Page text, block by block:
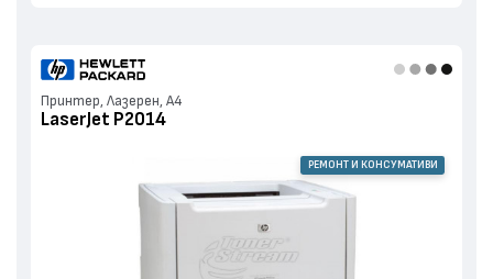
Принтер, Лазерен, А4
LaserJet P2014
РЕМОНТ И КОНСУМАТИВИ